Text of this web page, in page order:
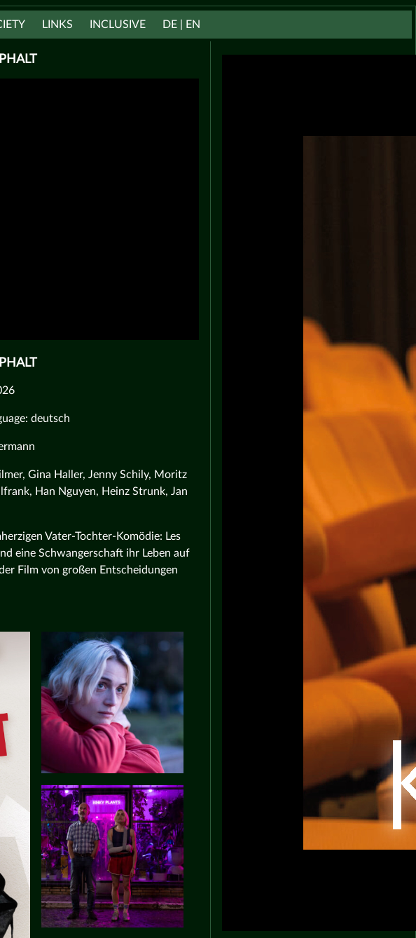
LINKS INCLUSIVE DE | EN
deutsch
Gina Haller, Jenny Schily, Moritz
Han Nguyen, Heinz Strunk, Jan
Vater-Tochter-Komödie: Les
eine Schwangerschaft ihr Leben auf
Film von großen Entscheidungen